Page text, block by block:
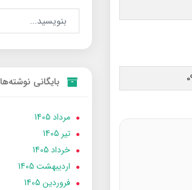
بایگانی نوشته‌ها
مرداد 1405
تير 1405
خرداد 1405
ارديبهشت 1405
فروردین 1405